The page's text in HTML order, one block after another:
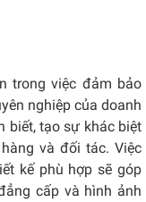
trong việc đảm bảo
nghiệp của doanh
biết, tạo sự khác biệt
và đối tác. Việc
kế phù hợp sẽ góp
cấp và hình ảnh